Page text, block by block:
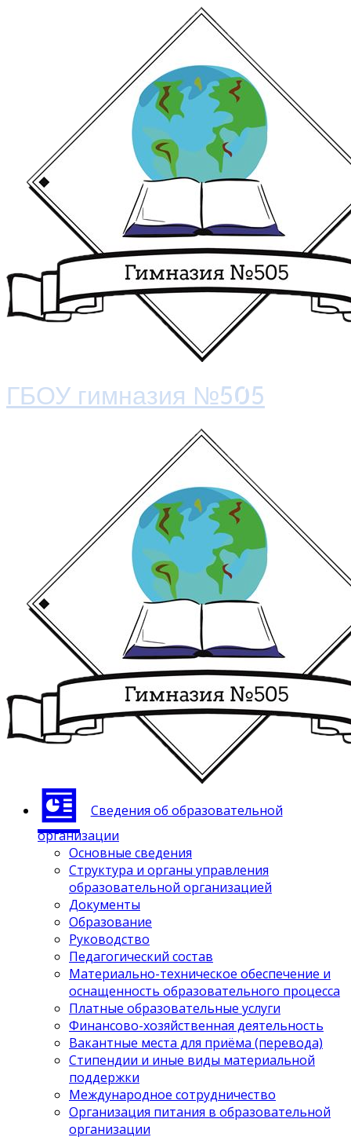
ГБОУ гимназия №505
Сведения об образовательной
организации
Основные сведения
Структура и органы управления
образовательной организацией
Документы
Образование
Руководство
Педагогический состав
Материально-техническое обеспечение и
оснащенность образовательного процесса
Платные образовательные услуги
Финансово-хозяйственная деятельность
Вакантные места для приёма (перевода)
Стипендии и иные виды материальной
поддержки
Международное сотрудничество
Организация питания в образовательной
организации